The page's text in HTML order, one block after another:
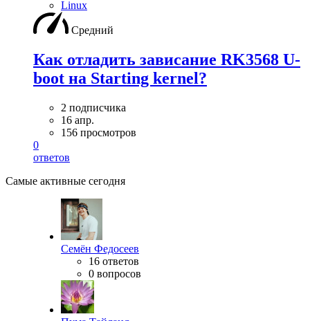
Linux
Средний
Как отладить зависание RK3568 U-
boot на Starting kernel?
2 подписчика
16 апр.
156 просмотров
0
ответов
Самые активные сегодня
Семён Федосеев
16 ответов
0 вопросов